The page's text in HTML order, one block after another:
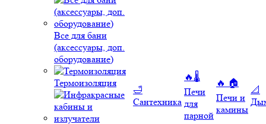
Все для бани
(аксессуары, доп.
оборудование)
Термоизоляция
🛁
Сантехника
🔥🌡️
Печи
для
парной
🔥 🏠
Печи и
камины
📐